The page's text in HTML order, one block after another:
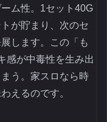
ム性。1セット40G
が貯まり、次のセ
します。この「も
感が中毒性を生み出
う。家スロなら時
えるのです。